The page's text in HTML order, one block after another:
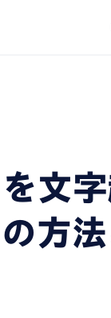
から文字起こしの
方法、不具合の解
文
方法